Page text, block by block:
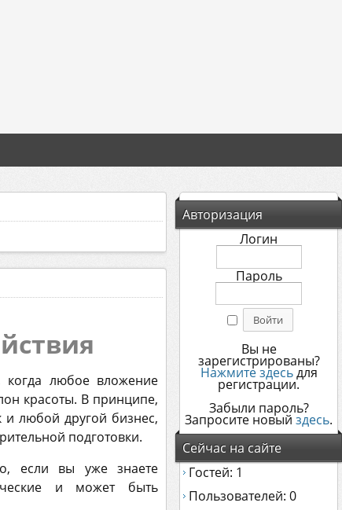
Авторизация
Логин
Пароль
Вы не
зарегистрированы?
Нажмите здесьдля
регистрации.
Забыли пароль?
Запросите новый здесь.
Сейчас на сайте
Гостей: 1
Пользователей: 0
когда любое вложение
красоты. В принципе,
и любой другой бизнес,
подготовки.
если вы уже знаете
и может быть